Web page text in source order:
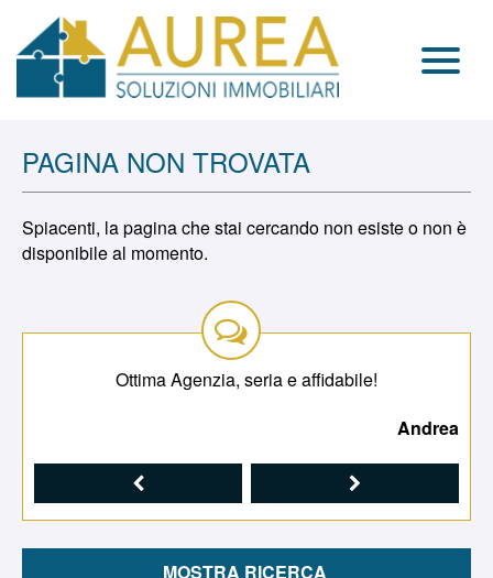
Affitti
Cessioni Attività
Servizi
Contatti
Ottima Agenzia, seria e affidabile!
Andrea
PAGINA NON TROVATA
Spiacenti, la pagina che stai cercando non esiste o non è
disponibile al momento.